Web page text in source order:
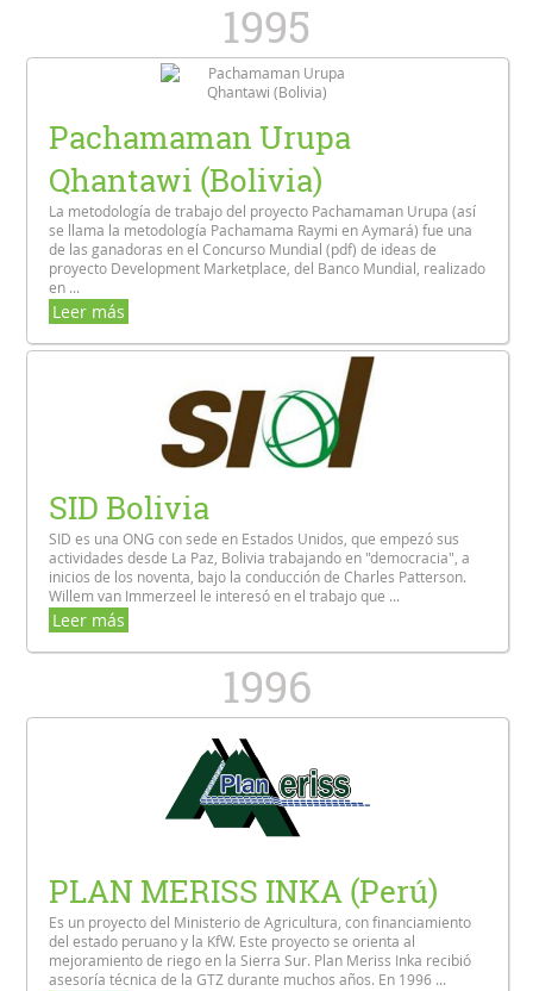
1995
Pachamaman Urupa
Qhantawi (Bolivia)
La metodología de trabajo del proyecto Pachamaman Urupa (así
se llama la metodología Pachamama Raymi en Aymará) fue una
de las ganadoras en el Concurso Mundial (pdf) de ideas de
proyecto Development Marketplace, del Banco Mundial, realizado
en ...
Leer más
SID Bolivia
SID es una ONG con sede en Estados Unidos, que empezó sus
actividades desde La Paz, Bolivia trabajando en "democracia", a
inicios de los noventa, bajo la conducción de Charles Patterson.
Willem van Immerzeel le interesó en el trabajo que ...
Leer más
1996
PLAN MERISS INKA (Perú)
Es un proyecto del Ministerio de Agricultura, con financiamiento
del estado peruano y la KfW. Este proyecto se orienta al
mejoramiento de riego en la Sierra Sur. Plan Meriss Inka recibió
asesoría técnica de la GTZ durante muchos años. En 1996 ...